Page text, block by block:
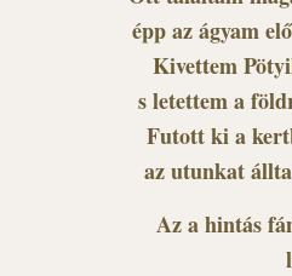
épp az ágyam
Kivettem
s letettem a
Futott ki a
az utunkat
Az a hintás